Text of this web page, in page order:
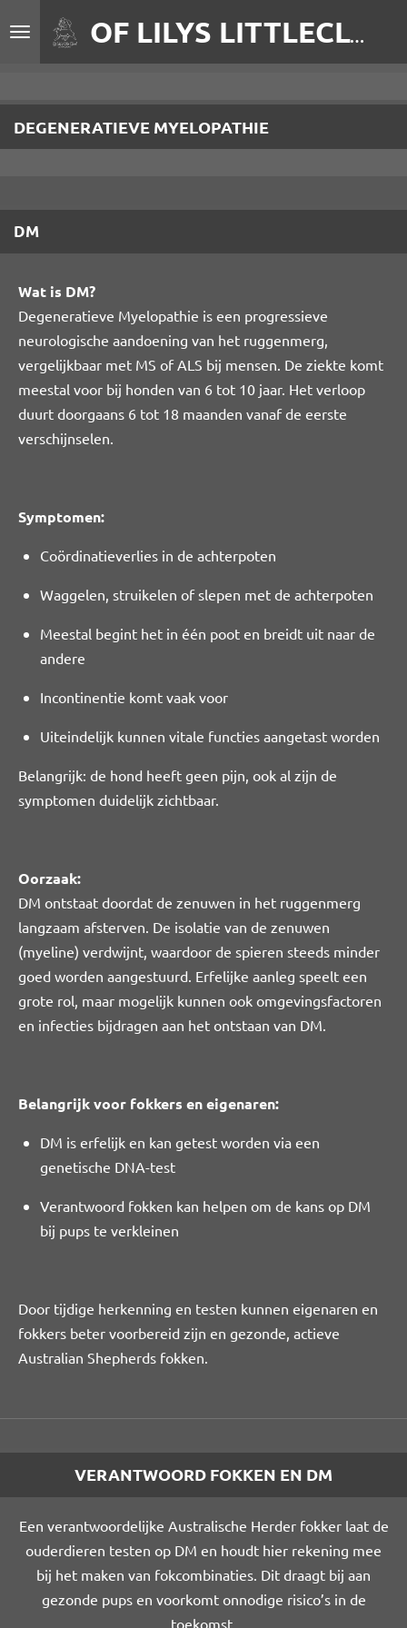
OF LILYS LITTLECLOUD
DEGENERATIEVE MYELOPATHIE
DM
Wat is DM?
Degeneratieve Myelopathie is een progressieve
neurologische aandoening van het ruggenmerg,
vergelijkbaar met MS of ALS bij mensen. De ziekte komt
meestal voor bij honden van 6 tot 10 jaar. Het verloop
duurt doorgaans 6 tot 18 maanden vanaf de eerste
verschijnselen.
Symptomen:
Coördinatieverlies in de achterpoten
Waggelen, struikelen of slepen met de achterpoten
Meestal begint het in één poot en breidt uit naar de
andere
Incontinentie komt vaak voor
Uiteindelijk kunnen vitale functies aangetast worden
Belangrijk: de hond heeft geen pijn, ook al zijn de
symptomen duidelijk zichtbaar.
Oorzaak:
DM ontstaat doordat de zenuwen in het ruggenmerg
langzaam afsterven. De isolatie van de zenuwen
(myeline) verdwijnt, waardoor de spieren steeds minder
goed worden aangestuurd. Erfelijke aanleg speelt een
grote rol, maar mogelijk kunnen ook omgevingsfactoren
en infecties bijdragen aan het ontstaan van DM.
Belangrijk voor fokkers en eigenaren:
DM is erfelijk en kan getest worden via een
genetische DNA-test
Verantwoord fokken kan helpen om de kans op DM
bij pups te verkleinen
Door tijdige herkenning en testen kunnen eigenaren en
fokkers beter voorbereid zijn en gezonde, actieve
Australian Shepherds fokken.
VERANTWOORD FOKKEN EN DM
Een verantwoordelijke Australische Herder fokker laat de
ouderdieren testen op DM en houdt hier rekening mee
bij het maken van fokcombinaties. Dit draagt bij aan
gezonde pups en voorkomt onnodige risico’s in de
toekomst.